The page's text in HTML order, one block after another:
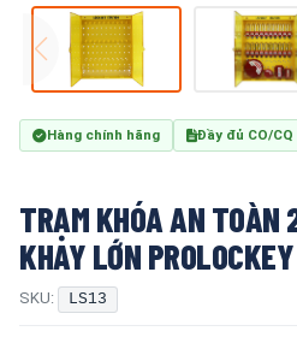
Hàng chính hãng Đầy đủ CO/CQ
TRẠM KHÓA AN TOÀN
KHAY LỚN
SKU: LS13